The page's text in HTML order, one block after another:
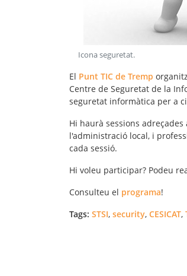
Icona seguretat.
El Punt TIC de Tremp
Centre de Seguretat de la
seguretat informàtica per a
Hi haurà sessions
l'administració local, i
cada sessió.
Hi voleu participar? Podeu
Consulteu el programa!
Tags: STSI, security, CESICAT,